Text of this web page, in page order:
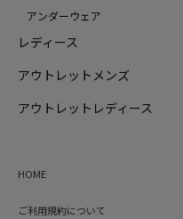
アンダーウェア
レディース
アウトレットメンズ
アウトレットレディース
HOME
ご利用規約について